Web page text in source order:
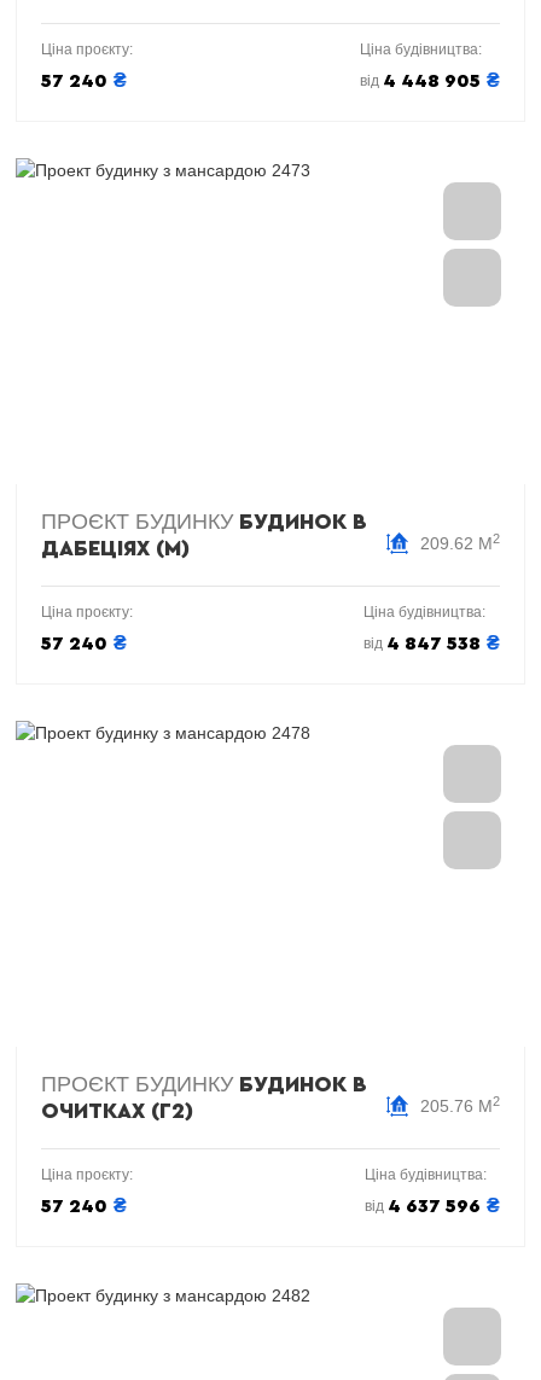
Ціна проєкту:
57 240 ₴
Ціна будівництва:
від 4 448 905 ₴
ПРОЄКТ БУДИНКУ БУДИНОК В
ДАБЕЦІЯХ (М)
209.62 М2
Ціна проєкту:
57 240 ₴
Ціна будівництва:
від 4 847 538 ₴
ПРОЄКТ БУДИНКУ БУДИНОК В
ОЧИТКАХ (Г2)
205.76 М2
Ціна проєкту:
57 240 ₴
Ціна будівництва:
від 4 637 596 ₴